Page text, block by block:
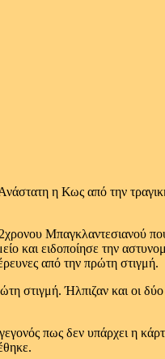
η Κως από την
Μπαγκλαντεσιανού
και ειδοποίησε την
από την πρώτη στιγμή.
στιγμή. Ήλπιζαν και οι
πως δεν υπάρχει η